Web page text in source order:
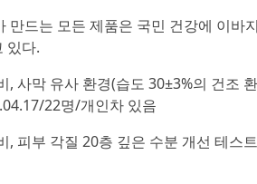
만드는 모든 제품은 국민 건강에 이
있다.
, 사막 유사 환경(습도 30±3%의 건조
22명/개인차 있음
, 피부 각질 20층 깊은 수분 개선 테